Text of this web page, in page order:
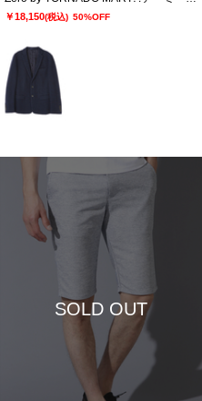
￥18,150(税込) 50%OFF
SOLD OUT